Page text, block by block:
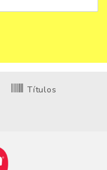
Títulos